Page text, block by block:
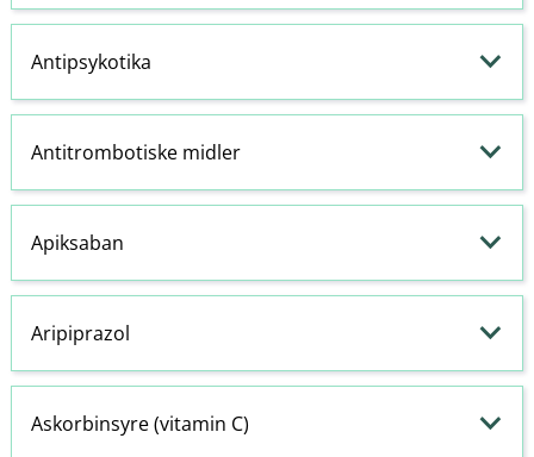
Antipsykotika
Antitrombotiske midler
Apiksaban
Aripiprazol
Askorbinsyre (vitamin C)